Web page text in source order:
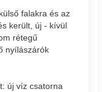
falakra és az
került, új - kívül
rétegű
nyílászárók
új víz csatorna